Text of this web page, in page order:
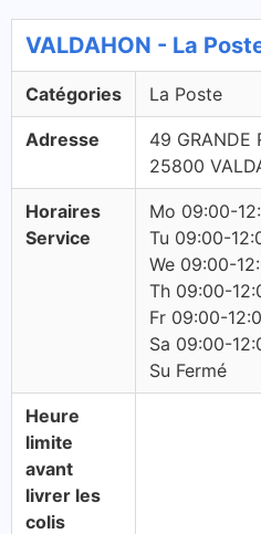
VALDAHON - La
Catégories La Poste
Adresse
49 GRANDE
25800
Horaires
Service
Mo 09:00-
Tu 09:00-
We 09:00-
Th 09:00-
Fr 09:00-
Sa 09:00-
Su Fermé
Heure
limite
avant
livrer les
colis